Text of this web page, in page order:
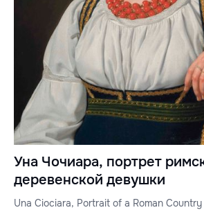
Уна Чочиара, портрет
деревенской девушки
Una Ciociara, Portrait of a Roman Country